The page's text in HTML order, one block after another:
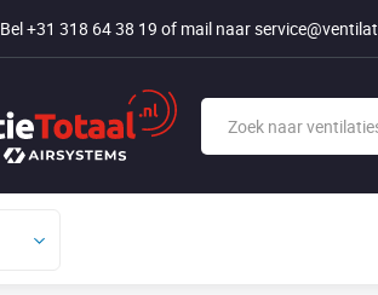
Bel +31 318 64 38 19 of mail naar